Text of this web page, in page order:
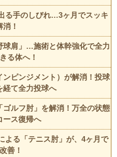
る手のしびれ…3ヶ月でスッキ
消！
球肩」…施術と体幹強化で全力
る体へ！
ピンジメント）が解消！投球
経て全力投球へ
ルフ肘」を解消！万全の状態
ース復帰へ
よる「テニス肘」が、4ヶ月で
善！